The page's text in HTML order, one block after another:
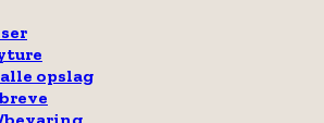
alle opslag